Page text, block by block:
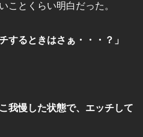
ことくらい明白だった。
するときはさぁ・・・？」
我慢した状態で、エッチして